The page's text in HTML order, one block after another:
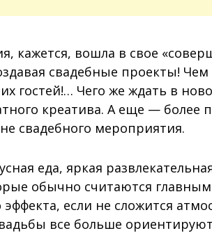
кажется, вошла в свое
свадебные проекты!
гостей!… Чего же ждать в
креатива. А еще — более
свадебного мероприятия.
еда, яркая
обычно считаются
если не сложится
все больше